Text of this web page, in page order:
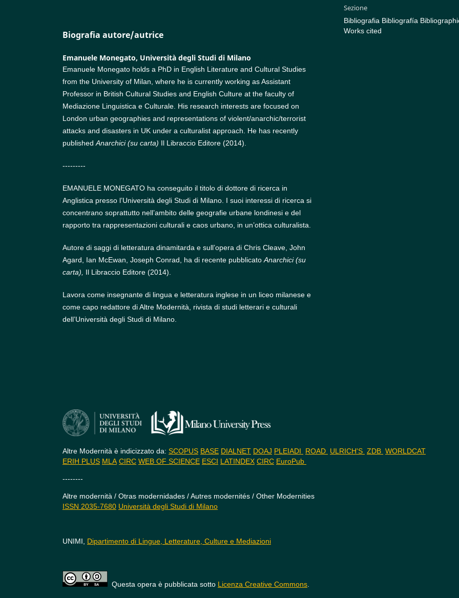
Biografia autore/autrice
Emanuele Monegato, Università degli Studi di Milano
Emanuele Monegato holds a PhD in English Literature and Cultural Studies
from the University of Milan, where he is currently working as Assistant
Professor in British Cultural Studies and English Culture at the faculty of
Mediazione Linguistica e Culturale. His research interests are focused on
London urban geographies and representations of violent/anarchic/terrorist
attacks and disasters in UK under a culturalist approach. He has recently
published Anarchici (su carta) Il Libraccio Editore (2014).
---------
EMANUELE MONEGATO ha conseguito il titolo di dottore di ricerca in
Anglistica presso l’Università degli Studi di Milano. I suoi interessi di ricerca si
concentrano soprattutto nell’ambito delle geografie urbane londinesi e del
rapporto tra rappresentazioni culturali e caos urbano, in un’ottica culturalista.
Autore di saggi di letteratura dinamitarda e sull’opera di Chris Cleave, John
Agard, Ian McEwan, Joseph Conrad, ha di recente pubblicato Anarchici (su
carta),
Il Libraccio Editore (2014).
Lavora come insegnante di lingua e letteratura inglese in un liceo milanese e
come capo redattore di Altre Modernità, rivista di studi letterari e culturali
dell’Università degli Studi di Milano.
Sezione
Bibliografia Bibliografía
Works cited
Altre Modernità è indicizzato da: SCOPUS BASE DIALNET DOAJ PLEIADI ROAD ULRICH'S ZDB WORLDCAT
ERIH PLUS MLA CIRC WEB OF SCIENCE ESCI LATINDEX CIRC EuroPub
--------
Altre modernità / Otras modernidades / Autres modernités / Other Modernities
ISSN 2035-7680 Università degli Studi di Milano
UNIMI, Dipartimento di Lingue, Letterature, Culture e Mediazioni
Questa opera è pubblicata sotto Licenza Creative Commons